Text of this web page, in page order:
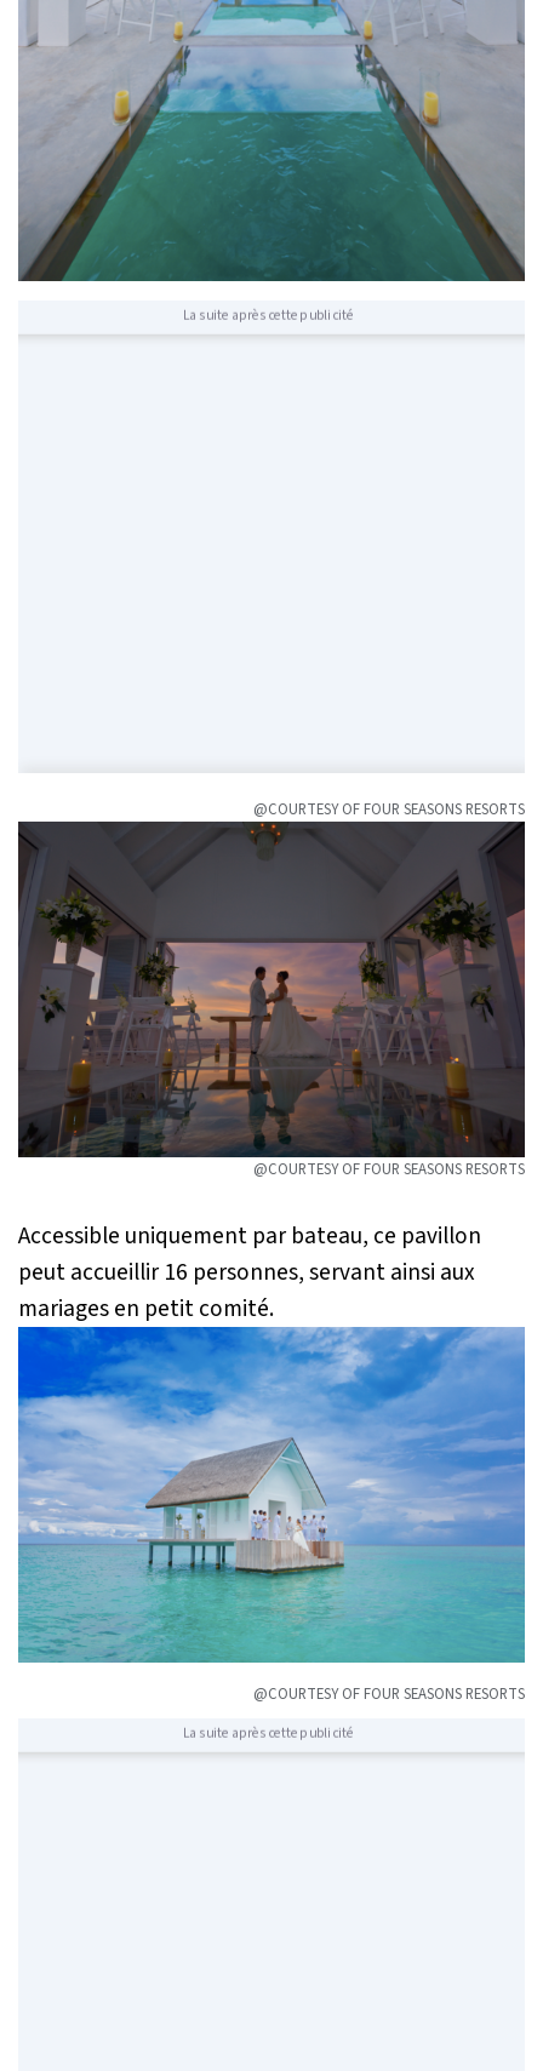
La suite après cette publicité
@COURTESY OF FOUR SEASONS RESORTS
@COURTESY OF FOUR SEASONS RESORTS
Accessible uniquement par bateau, ce pavillon
peut accueillir 16 personnes, servant ainsi aux
mariages en petit comité.
@COURTESY OF FOUR SEASONS RESORTS
La suite après cette publicité